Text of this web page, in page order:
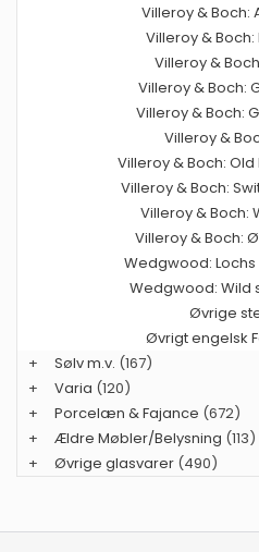
Villeroy & Boch:
Villeroy &
Villeroy &
Villeroy & Boch:
Villeroy & Boch:
Villeroy &
Villeroy & Boch:
Villeroy & Boch:
Villeroy & Boch:
Villeroy & Boch:
Wedgwood:
Wedgwood: Wild
Øvrige
Øvrigt engelsk
+
Sølv m.v. (167)
+
Varia (120)
+
Porcelæn & Fajance (672)
+
Ældre Møbler/Belysning (113)
+
Øvrige glasvarer (490)